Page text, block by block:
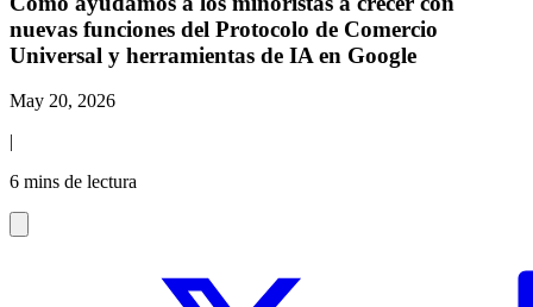
nuevas funciones del Protocolo de Comercio
Universal y herramientas de IA en Google
May 20, 2026
|
6 mins de lectura